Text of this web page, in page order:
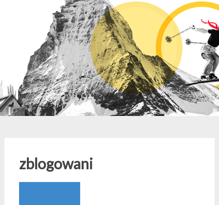
zblogowani